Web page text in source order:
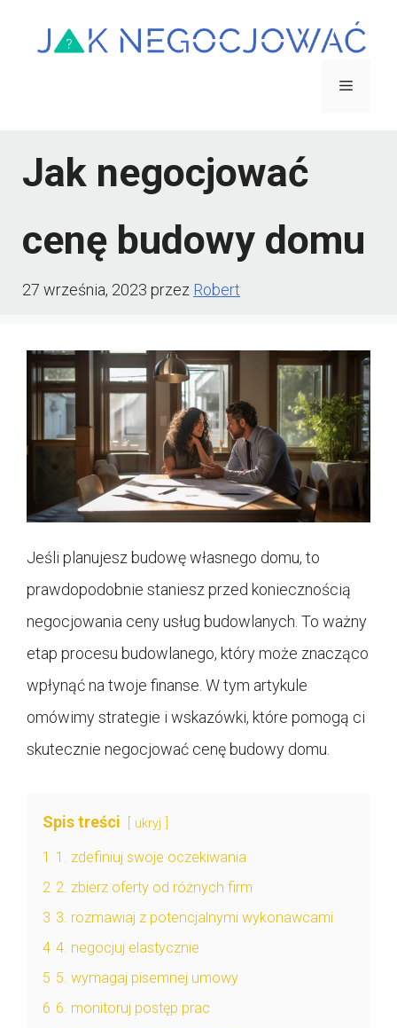
Menu
Jak negocjować
cenę budowy domu
27 września, 2023 przez Robert
Jeśli planujesz budowę własnego domu, to
prawdopodobnie staniesz przed koniecznością
negocjowania ceny usług budowlanych. To ważny
etap procesu budowlanego, który może znacząco
wpłynąć na twoje finanse. W tym artykule
omówimy strategie i wskazówki, które pomogą ci
skutecznie negocjować cenę budowy domu.
Spis treści ukryj
1 1. zdefiniuj swoje oczekiwania
2 2. zbierz oferty od różnych firm
3 3. rozmawiaj z potencjalnymi wykonawcami
4 4. negocjuj elastycznie
5 5. wymagaj pisemnej umowy
6 6. monitoruj postęp prac